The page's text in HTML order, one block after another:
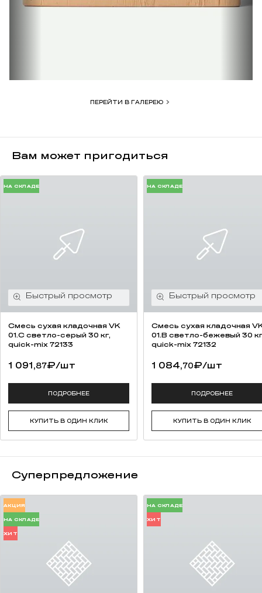
Московскую область.
ПЕРЕЙТИ В ГАЛЕРЕЮ
Вам может пригодиться
НА СКЛАДЕ
Смесь cухая кладочная VK
01.C светло-серый 30 кг,
quick-mix 72133
1 091,87₽/шт
ПОДРОБНЕЕ
КУПИТЬ В ОДИН КЛИК
НА СКЛАДЕ
Смесь cухая кладочная
01.B светло-бежевый 30
quick-mix 72132
1 084,70₽/шт
ПОДРОБНЕЕ
КУПИТЬ В ОДИН КЛИК
Суперпредложение
АКЦИЯ
НА СКЛАДЕ
ХИТ
НА СКЛАДЕ
ХИТ